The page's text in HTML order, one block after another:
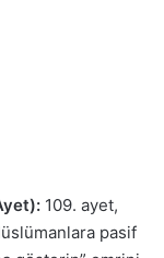
109. ayet,
pasif